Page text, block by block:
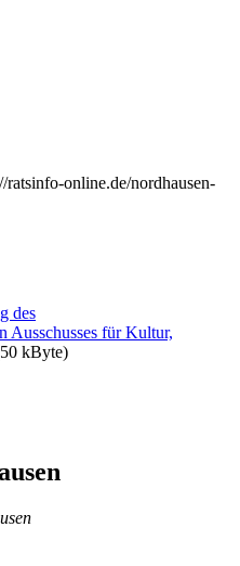
online.de/nordhausen-
des
Ausschusses für Kultur,
kByte)